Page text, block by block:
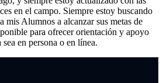
en el campo. Siempre estoy buscando
mis Alumnos a alcanzar sus metas de
para ofrecer orientación y apoyo
en persona o en línea.